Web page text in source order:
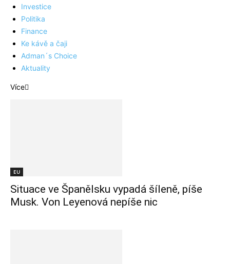
Investice
Politika
Finance
Ke kávě a čaji
Adman´s Choice
Aktuality
Více
EU
Situace ve Španělsku vypadá šíleně, píše
Musk. Von Leyenová nepíše nic